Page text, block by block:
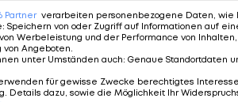
League
Partner verarbeiten personenbezogene Daten, wie
: Speichern von oder Zugriff auf Informationen auf
Werbeleistung und der Performance von
von Angeboten.
unter Umständen auch: Genaue Standortdaten
für gewisse Zwecke berechtigtes
Details dazu, sowie die Möglichkeit Ihr